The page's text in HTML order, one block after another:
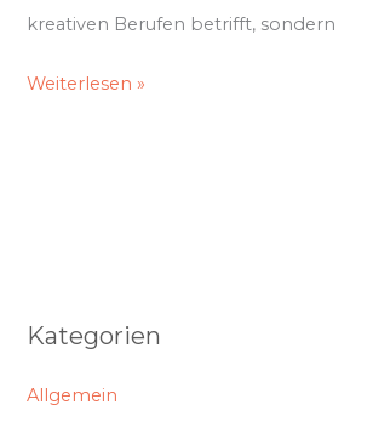
kreativen Berufen betrifft, sondern
Weiterlesen »
Kategorien
Allgemein